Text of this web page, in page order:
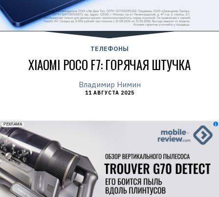
ТЕЛЕФОНЫ
XIAOMI POCO F7: ГОРЯЧАЯ ШТУЧКА
Владимир Нимин
11 АВГУСТА 2025
erid: 2VfnxxmNzs5
РЕКЛАМА